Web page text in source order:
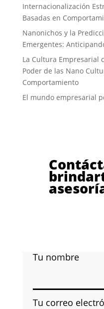
Internacionalización
Basadas en
Nanonichos y la
Emergentes:
La Cultura Empresarial
Poder de las Nano
Comportamiento
El mundo empresarial
Tu nombre
Tu correo